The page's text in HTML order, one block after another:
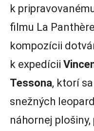
k
filmu La
kompozícii
k expedícii
Tessona, ktorí
snežných
náhornej